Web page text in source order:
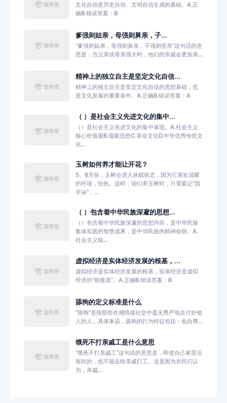
文化自信是历史自信、文明自信生成的基础。A.正
确B.错误答案：B
爹强则姑亲，‌母强则舅亲，‌子...
‌“‌爹强则姑亲，‌母强则舅亲，‌子强则侄亲”这句话的意
思是：当父亲或母亲强大时，他们的亲戚会更加亲...
精神上的独立自主是坚定文化自信...
精神上的独立自主是坚定文化自信的思想基础，也
是文化发展的重要条件。A.正确B.错误答案：A
（ ）是社会主义先进文化的集中...
（）是社会主义先进文化的集中体现。A.社会主义
核心价值观B.儒家思想C.革命文化D.中华优秀传统文
化...
玉树如何养才能让开花？
5、6月份，玉树会进入休眠状态，因为它喜欢温暖
的环境，怕热。这时，咱们养玉树时，只需紧记“四
字诀”，...
（ ）包含着中华民族深邃的思想...
（）包含着中华民族深邃的思想内容，是中华民族
集体实践的智慧成果，是中华民族的精神命脉。A.
社会主义核...
虚拟经济是实体经济发展的根基，...
虚拟经济是实体经济发展的根基，实体经济是虚拟
经济的“助推器”。A.正确B.错误答案：B
舔狗的定义标准是什么
‌“舔狗”是指那些在感情或社交中毫无尊严地去讨好他
人的人。‌具体来说，舔狗的行为特征包括：‌‌低自尊...
饿死不打亲戚工是什么意思
“饿死不打亲戚工”这句话的意思是，即使自己家里没
有吃的，也不能去给亲戚打工。这是因为农民们认
为，亲戚...